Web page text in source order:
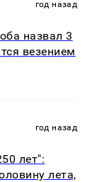
год назад
назвал 3
везением
год назад
лет":
лета,